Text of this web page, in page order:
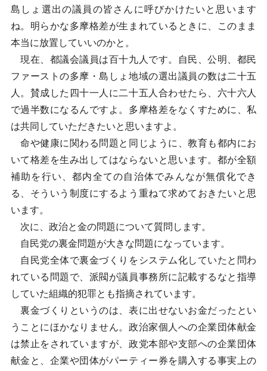
島しょ選出の議員の皆さんに呼びかけたいと思います
ね。明らかな多摩格差が生まれているときに、このまま
本当に放置していいのかと。
現在、都議会議員は百十九人です。自民、公明、都民
ファーストの多摩・島しょ地域の選出議員の数は二十五
人。賛成した四十一人に二十五人合わせたら、六十六人
で過半数になるんですよ。多摩格差をなくすために、私
は共同していただきたいと思いますよ。
命や健康に関わる問題と同じように、教育も都内にお
いて格差を生み出してはならないと思います。都が全額
補助を行い、都内全ての自治体でみんなが無償化でき
る、そういう制度にするよう重ねて求めておきたいと思
います。
次に、政治と金の問題について質問します。
自民党の裏金問題が大きな問題になっています。
自民党全体で裏金づくりをシステム化していたと問わ
れている問題で、派閥が議員事務所に記載するなと指導
していた組織的犯罪とも指摘されています。
裏金づくりというのは、表に出せないお金だったとい
うことにほかなりません。政治家個人への企業団体献金
は禁止をされていますが、政党本部や支部への企業団体
献金と、企業や団体がパーティー券を購入する事実上の